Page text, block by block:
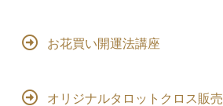
お花買い開運法講座
オリジナルタロットクロス販売